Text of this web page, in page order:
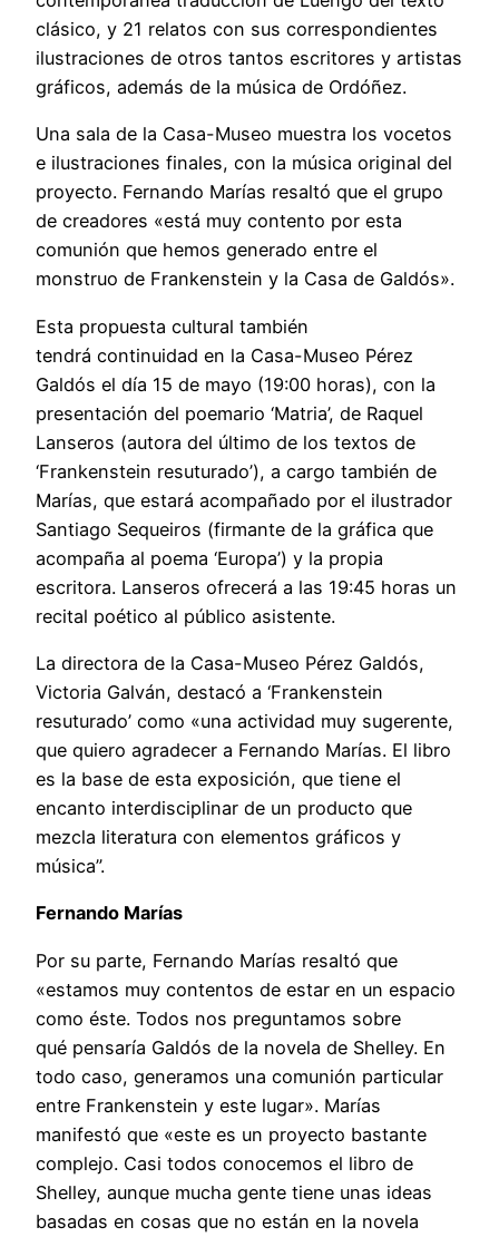
clásico, y 21 relatos con sus correspondientes
ilustraciones de otros tantos escritores y artistas
gráficos, además de la música de Ordóñez.
Una sala de la Casa-Museo muestra los vocetos
e ilustraciones finales, con la música original del
proyecto. Fernando Marías resaltó que el grupo
de creadores «está muy contento por esta
comunión que hemos generado entre el
monstruo de Frankenstein y la Casa de Galdós».
Esta propuesta cultural también
tendrá continuidad en la Casa-Museo Pérez
Galdós el día 15 de mayo (19:00 horas), con la
presentación del poemario ‘Matria’, de Raquel
Lanseros (autora del último de los textos de
‘Frankenstein resuturado’), a cargo también de
Marías, que estará acompañado por el ilustrador
Santiago Sequeiros (firmante de la gráfica que
acompaña al poema ‘Europa’) y la propia
escritora. Lanseros ofrecerá a las 19:45 horas un
recital poético al público asistente.
La directora de la Casa-Museo Pérez Galdós,
Victoria Galván, destacó a ‘Frankenstein
resuturado’ como «una actividad muy sugerente,
que quiero agradecer a Fernando Marías. El libro
es la base de esta exposición, que tiene el
encanto interdisciplinar de un producto que
mezcla literatura con elementos gráficos y
música”.
Fernando Marías
Por su parte, Fernando Marías resaltó que
«estamos muy contentos de estar en un espacio
como éste. Todos nos preguntamos sobre
qué pensaría Galdós de la novela de Shelley. En
todo caso, generamos una comunión particular
entre Frankenstein y este lugar». Marías
manifestó que «este es un proyecto bastante
complejo. Casi todos conocemos el libro de
Shelley, aunque mucha gente tiene unas ideas
basadas en cosas que no están en la novela